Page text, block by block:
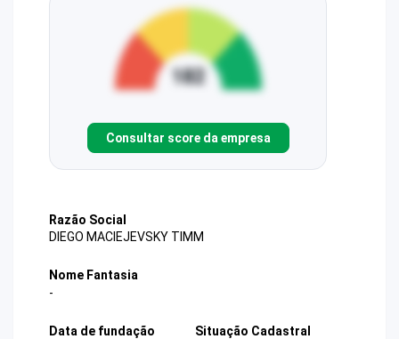
Consultar score da empresa
Razão Social
DIEGO MACIEJEVSKY TIMM
Nome Fantasia
-
Data de fundação
Situação Cadastral